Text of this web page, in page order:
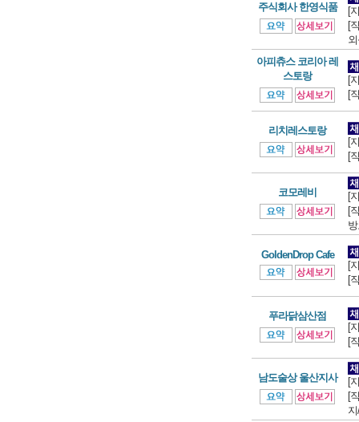
주식회사 한영식품
[
[
아피츄스 코리아 레
스토랑
[
[
리치레스토랑
[
[
코모레비
[
[
GoldenDrop Cafe
[
[
푸라닭삼산점
[
[
남도술상 울산지사
[
[